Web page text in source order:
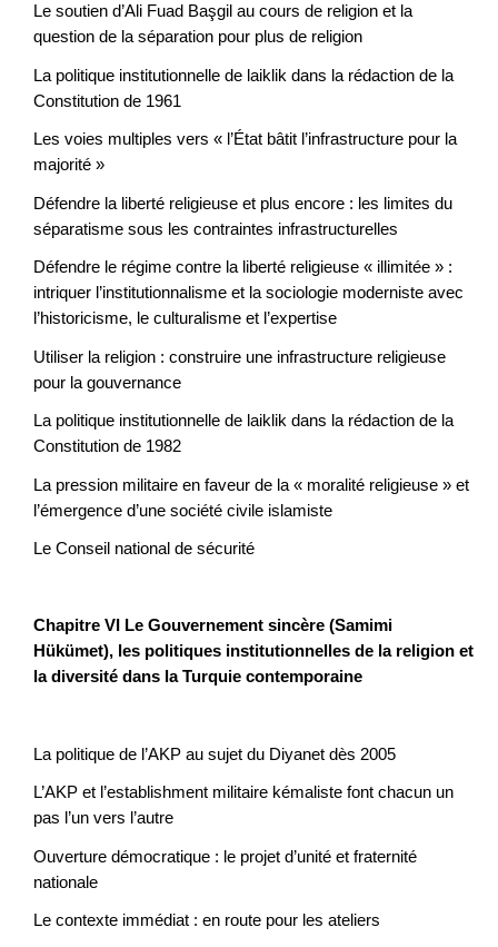
Le soutien d’Ali Fuad Başgil au cours de religion et la
question de la séparation pour plus de religion
La politique institutionnelle de laiklik dans la rédaction de la
Constitution de 1961
Les voies multiples vers « l’État bâtit l’infrastructure pour la
majorité »
Défendre la liberté religieuse et plus encore : les limites du
séparatisme sous les contraintes infrastructurelles
Défendre le régime contre la liberté religieuse « illimitée » :
intriquer l’institutionnalisme et la sociologie moderniste avec
l’historicisme, le culturalisme et l’expertise
Utiliser la religion : construire une infrastructure religieuse
pour la gouvernance
La politique institutionnelle de laiklik dans la rédaction de la
Constitution de 1982
La pression militaire en faveur de la « moralité religieuse » et
l’émergence d’une société civile islamiste
Le Conseil national de sécurité
Chapitre VI Le Gouvernement sincère (Samimi
Hükümet), les politiques institutionnelles de la religion et
la diversité dans la Turquie contemporaine
La politique de l’AKP au sujet du Diyanet dès 2005
L’AKP et l’establishment militaire kémaliste font chacun un
pas l’un vers l’autre
Ouverture démocratique : le projet d’unité et fraternité
nationale
Le contexte immédiat : en route pour les ateliers